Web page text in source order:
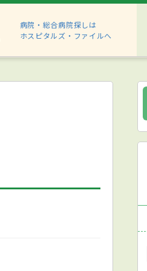
病院・総合病院探しは
ホスピタルズ・ファイルへ